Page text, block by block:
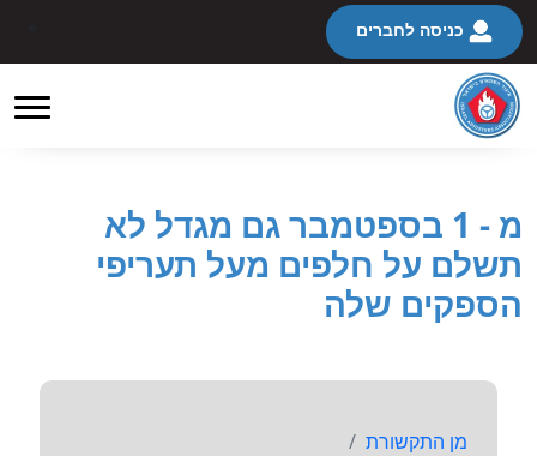
כניסה לחברים
מ - 1 בספטמבר גם מגדל לא
תשלם על חלפים מעל תעריפי
הספקים שלה
מן התקשורת